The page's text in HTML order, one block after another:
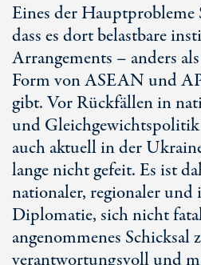
Eines der Hauptprobleme
dass es dort belastbare
Arrangements – anders
Form von ASEAN und
gibt. Vor Rückfällen in
und
auch aktuell in der
lange nicht gefeit. Es ist
nationaler, regionaler
Diplomatie, sich nicht
angenommenes Schicksal